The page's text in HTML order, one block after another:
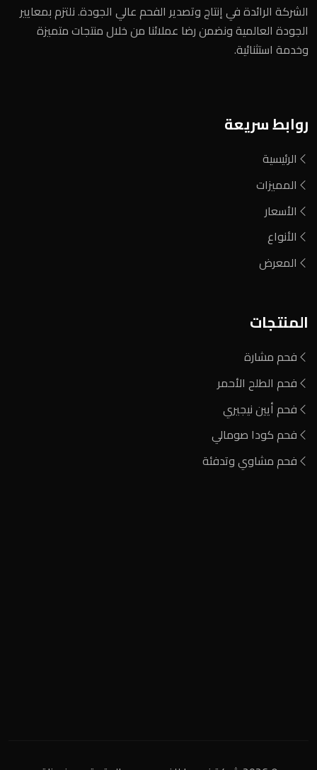
الشركة الرائدة في إنتاج وتصدير الفحم عالي الجودة. نلتزم بمعايير
الجودة العالمية ونضمن رضا عملائنا من خلال منتجات متميزة
وخدمة استثنائية.
روابط سريعة
الرئيسية
المميزات
الأسعار
الأنواع
المعرض
المنتجات
فحم مشارة
فحم الطلح الأحمر
فحم أيين نيجيري
فحم كودا صومالي
فحم مشاوي وتدفئة